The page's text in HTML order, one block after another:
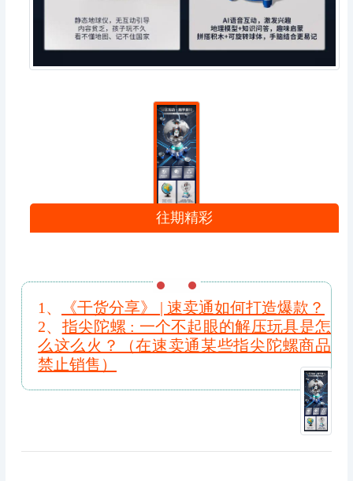
往期精彩
1、
《干货分享》 | 速卖通如何打造爆款？
2、 指尖陀螺 : 一个不起眼的解压玩具是怎
么这么火？（在速卖通某些指尖陀螺商品
禁止销售）